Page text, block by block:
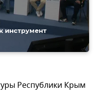
инструмент
Республики Крым